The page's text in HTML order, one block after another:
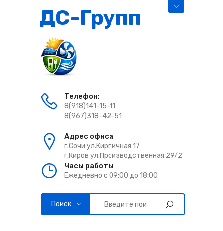
ДС-Групп
Телефон:
8(918)141-15-11
8(967)318-42-51
Адрес офиса
г.Сочи ул.Кирпичная 17
г.Киров ул.Производственная 29/2
Часы работы
Ежедневно с 09:00 до 18:00